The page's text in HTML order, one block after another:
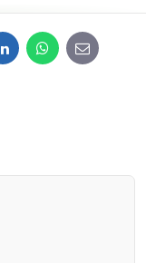
LinkedInWhatsApp
E-
mail